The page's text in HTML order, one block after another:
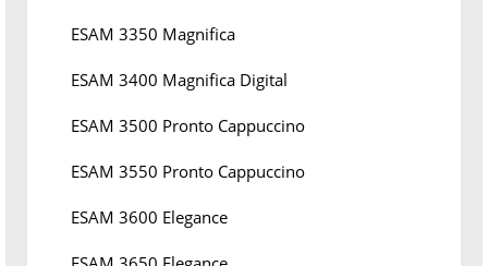
ESAM 3350 Magnifica
ESAM 3400 Magnifica Digital
ESAM 3500 Pronto Cappuccino
ESAM 3550 Pronto Cappuccino
ESAM 3600 Elegance